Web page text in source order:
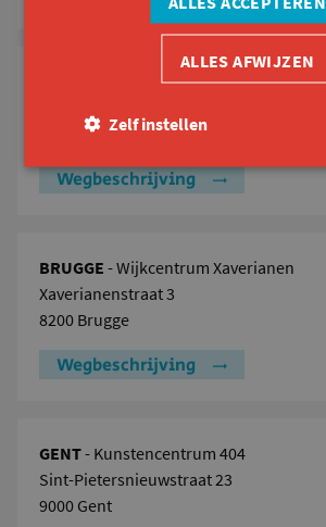
- 't Werkhuys
2140 Borgerhout
Wegbeschrijving
BRUGGE - Wijkcentrum Xaverianen
Xaverianenstraat 3
8200 Brugge
Wegbeschrijving
GENT- Kunstencentrum 404
Sint-Pietersnieuwstraat 23
9000 Gent
ALLES AFWIJZEN
Zelf instellen